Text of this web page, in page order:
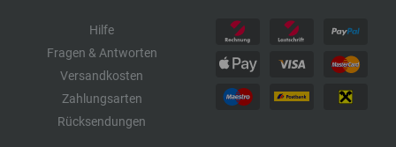
Hilfe
Fragen & Antworten
Versandkosten
Zahlungsarten
Rücksendungen